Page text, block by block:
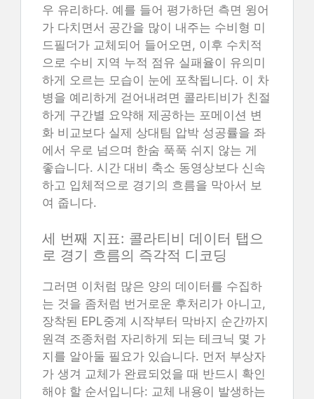
우 유리하다. 예를 들어 평가하던 측면 윙어
가 다치면서 공간을 많이 내주는 수비형 미
드필더가 교체되어 들어오면, 이후 수치적
으로 수비 지역 누적 점유 실패율이 유의미
하게 오르는 모습이 눈에 포착됩니다. 이 차
병을 예리하게 걷어내려면 콜라티비가 친절
하게 구간별 요약해 제공하는 포메이션 변
화 비교보다 실제 상대팀 압박 성공률을 좌
에서 우로 넘으며 한숨 푹푹 쉬지 않는 게
좋습니다. 시간 대비 축소 동영상보다 신속
하고 입체적으로 경기의 흐름을 막아서 보
여 줍니다.
세 번째 지표: 콜라티비 데이터 탭으
로 경기 흐름의 즉각적 디코딩
그러면 이처럼 많은 양의 데이터를 수집하
는 것을 좀처럼 번거로운 후처리가 아니고,
장착된 EPL중계 시작부터 막바지 순간까지
원격 조종처럼 자리하게 되는 테크닉 몇 가
지를 알아둘 필요가 있습니다. 먼저 부상자
가 생겨 교체가 완료되었을 때 반드시 확인
해야 할 순서입니다: 교체 내용이 발생하는